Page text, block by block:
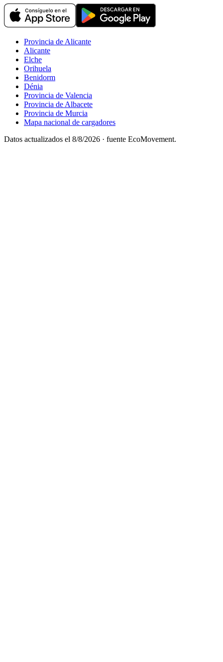
Provincia de Alicante
Alicante
Elche
Orihuela
Benidorm
Dénia
Provincia de Valencia
Provincia de Albacete
Provincia de Murcia
Mapa nacional de cargadores
Datos actualizados el 8/8/2026 · fuente EcoMovement.